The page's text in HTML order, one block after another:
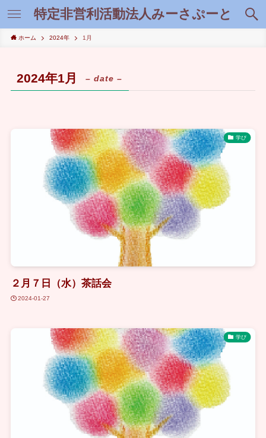
特定非営利活動法人みーさぷーと
ホーム 2024年 1月
2024年1月 – date –
学び
２月７日（水）茶話会
2024-01-27
学び